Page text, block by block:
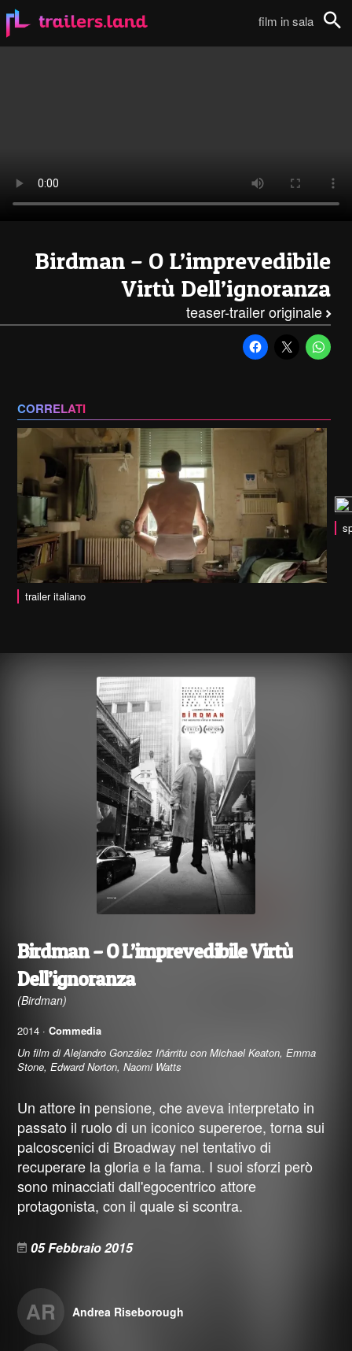
film in sala
Birdman – O L’imprevedibile
Virtù Dell’ignoranza
teaser-trailer originale
CORRELATI
trailer italiano
Birdman – O L’imprevedibile Virtù
Dell’ignoranza
(Birdman)
2014 · Commedia
Un film di Alejandro González Iñárritu con Michael Keaton, Emma
Stone, Edward Norton, Naomi Watts
Un attore in pensione, che aveva interpretato in
passato il ruolo di un iconico supereroe, torna sui
palcoscenici di Broadway nel tentativo di
recuperare la gloria e la fama. I suoi sforzi però
sono minacciati dall'egocentrico attore
protagonista, con il quale si scontra.
05 Febbraio 2015
AR Andrea Riseborough